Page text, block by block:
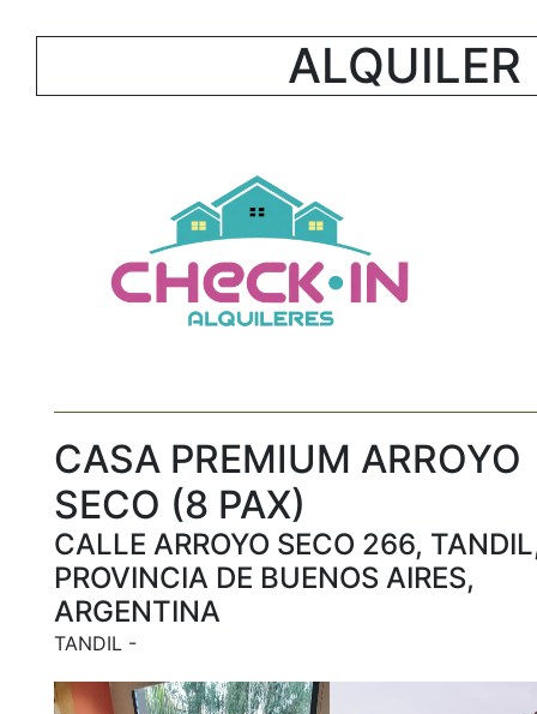
CASA PREMIUM ARROYO
SECO (8 PAX)
CALLE ARROYO SECO 266,
PROVINCIA DE BUENOS AIRES,
ARGENTINA
TANDIL -